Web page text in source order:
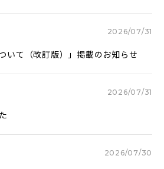
ポータルサイト
Assessmentor
2026/07/31
いて（改訂版）」掲載のお知らせ
2026/07/31
2026/07/30